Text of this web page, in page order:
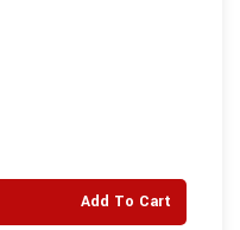
Add To Cart